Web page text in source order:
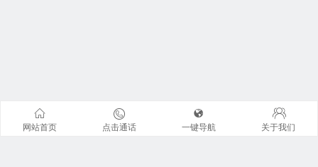
网站首页 点击通话 一键导航 关于我们